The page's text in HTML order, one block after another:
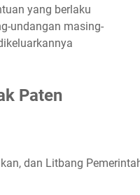
yang berlaku
undangan masing-
Paten
dan Litbang